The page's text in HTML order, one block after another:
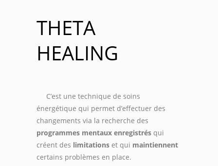
THETA
HEALING
C’est une technique de soins
énergétique qui permet d’effectuer des
changements via la recherche des
programmes mentaux enregistrésqui
créent des limitationset qui maintiennent
certains problèmes en place.